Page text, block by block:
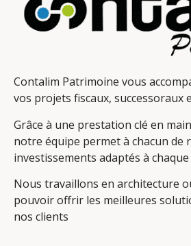
Contalim Patrimoine vous
vos projets fiscaux, successoraux
Grâce à une prestation clé en
notre équipe permet à chacun de
investissements adaptés à
Nous travaillons en architecture
pouvoir offrir les meilleures
nos clients